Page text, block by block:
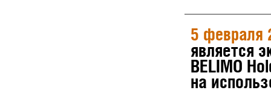
5 февраля
является
BELIMO
на